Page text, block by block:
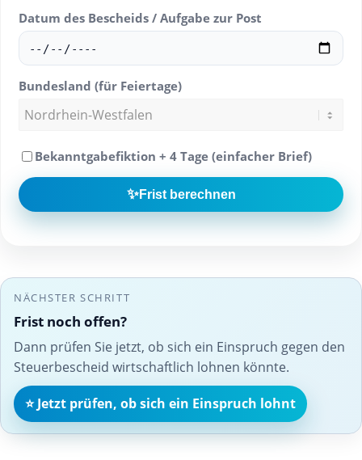
Datum des Bescheids / Aufgabe zur Post
Bundesland (für Feiertage)
Bekanntgabefiktion + 4 Tage (einfacher Brief)
✨Frist berechnen
NÄCHSTER SCHRITT
Frist noch offen?
Dann prüfen Sie jetzt, ob sich ein Einspruch gegen den
Steuerbescheid wirtschaftlich lohnen könnte.
⭐ Jetzt prüfen, ob sich ein Einspruch lohnt